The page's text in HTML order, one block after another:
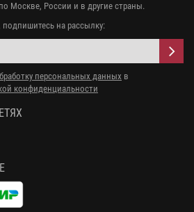
Москве, России и в другие страны.
подпишитесь на рассылку:
персональных данных в
конфиденциальности